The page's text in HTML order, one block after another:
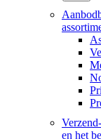
en het